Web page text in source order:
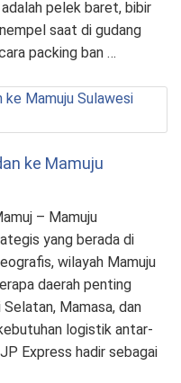
pelek baret, bibir
saat di gudang
packing ban …
ke Mamuju
– Mamuju
yang berada di
wilayah Mamuju
daerah penting
Mamasa, dan
logistik antar-
Express hadir sebagai